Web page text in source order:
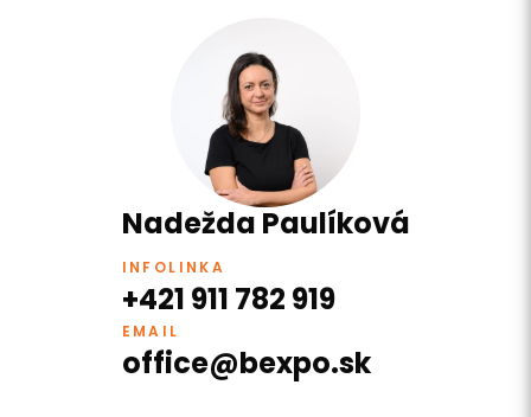
Nadežda Paulíková
INFOLINKA
+421 911 782 919
EMAIL
office@bexpo.sk